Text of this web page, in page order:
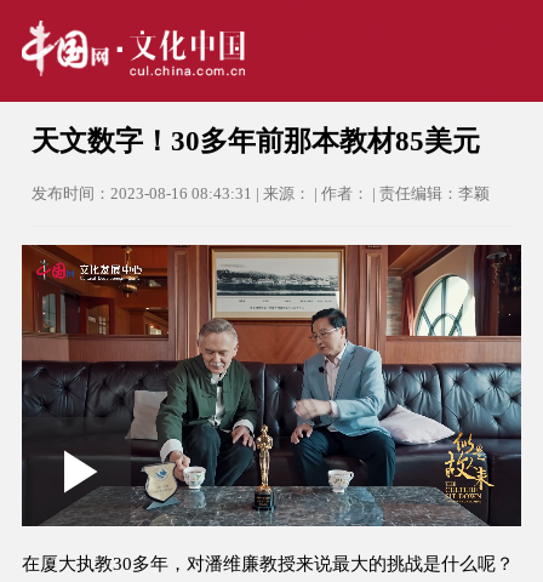
天文数字！30多年前那本教材85美元
发布时间：2023-08-16 08:43:31 | 来源： | 作者： | 责任编辑：李颖
Play
Video
Play Mute
:
Picture-
in-
Picture
0:00/ --:--
在厦大执教30多年，对潘维廉教授来说最大的挑战是什么呢？